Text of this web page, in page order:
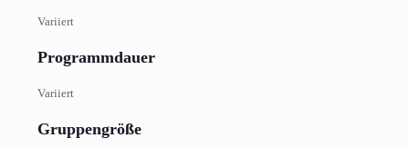
Variiert
Programmdauer
Variiert
Gruppengröße